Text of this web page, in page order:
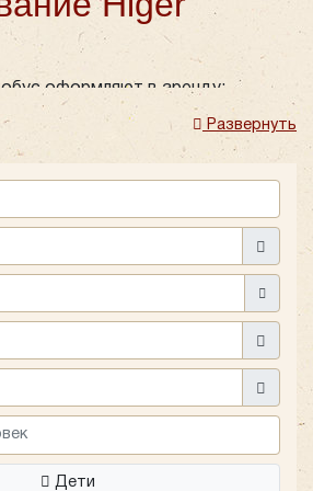
оформляют в аренду:
или вокзал;
по городу, так и за пределы
обеспечения делегаций и
школьников и студентов.
автобуса с водителем в Москве
в виду того, что четко прописаны
кортежа, то есть
распланировать и
автобус
Развернуть
Дети